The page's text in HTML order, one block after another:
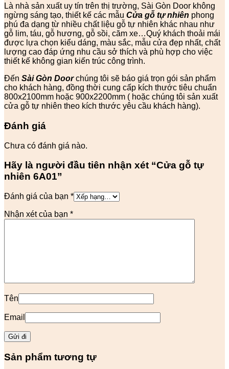
Là nhà sản xuất uy tín trên thị trường, Sài Gòn Door không
ngừng sáng tạo, thiết kế các mẫu Cửa gỗ tự nhiên phong
phú đa dạng từ nhiều chất liệu gỗ tự nhiên khác nhau như
gỗ lim, táu, gỗ hương, gỗ sồi, căm xe…Quý khách thoải mái
được lựa chọn kiểu dáng, màu sắc, mẫu cửa đẹp nhất, chất
lượng cao đáp ứng nhu cầu sở thích và phù hợp cho việc
thiết kế không gian kiến trúc công trình.
Đến Sài Gòn Doorchúng tôi sẽ báo giá trọn gói sản phẩm
cho khách hàng, đồng thời cung cấp kích thước tiêu chuẩn
800x2100mm hoặc 900x2200mm ( hoặc chúng tôi sản xuất
cửa gỗ tự nhiên theo kích thước yêu cầu khách hàng).
Đánh giá
Chưa có đánh giá nào.
Hãy là người đầu tiên nhận xét “Cửa gỗ tự
nhiên 6A01”
Đánh giá của bạn *
Nhận xét của bạn *
Tên
Email
Sản phẩm tương tự